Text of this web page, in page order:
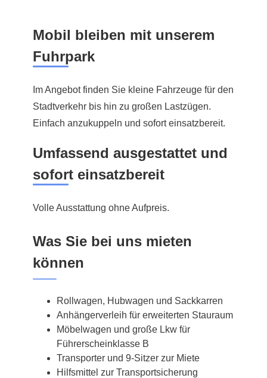
Mobil bleiben mit unserem
Fuhrpark
Im Angebot finden Sie kleine Fahrzeuge für den
Stadtverkehr bis hin zu großen Lastzügen.
Einfach anzukuppeln und sofort einsatzbereit.
Umfassend ausgestattet und
sofort einsatzbereit
Volle Ausstattung ohne Aufpreis.
Was Sie bei uns mieten
können
Rollwagen, Hubwagen und Sackkarren
Anhängerverleih für erweiterten Stauraum
Möbelwagen und große Lkw für
Führerscheinklasse B
Transporter und 9-Sitzer zur Miete
Hilfsmittel zur Transportsicherung